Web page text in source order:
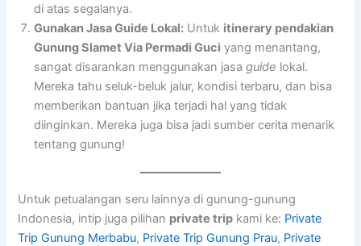
di atas segalanya.
Gunakan Jasa Guide Lokal: Untuk itinerary pendakian
Gunung Slamet Via Permadi Guci yang menantang,
sangat disarankan menggunakan jasaguide lokal.
Mereka tahu seluk-beluk jalur, kondisi terbaru, dan bisa
memberikan bantuan jika terjadi hal yang tidak
diinginkan. Mereka juga bisa jadi sumber cerita menarik
tentang gunung!
Untuk petualangan seru lainnya di gunung-gunung
Indonesia, intip juga pilihan private trip kami ke: Private
Trip Gunung Merbabu, Private Trip Gunung Prau, Private